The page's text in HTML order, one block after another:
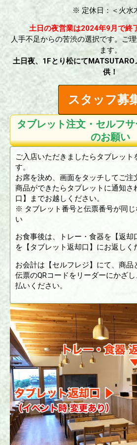
※ 定休日：＜火水
土日の夜営業は2024年9月で終
人手不足からの苦渋の選択です。ご
ます。
土日夜、1Fとり松にて
供！
スタッフ募
タブレット注文・セルフ
のお願い
ご入店いただきましたらタブレット
す。
お席を決め、画面をタッチしてご注
商品ができたらタブレットに通知さ
口】までお越しください。
※ タブレット番号と伝票番号が同じ
い
お食事後は、トレー・食器を【返却
を【タブレット返却口】にお返しく
お会計は【セルフレジ】にて、商品
伝票のQRコードをリーダーにかざ
払いください。